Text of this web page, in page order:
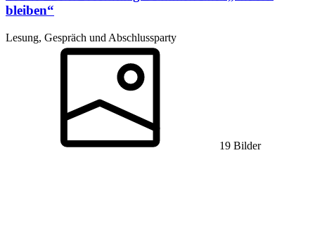
bleiben“
Lesung, Gespräch und Abschlussparty
19 Bilder